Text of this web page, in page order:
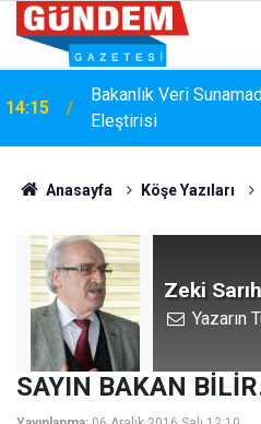
14:15
Bakanlık Veri
Eleştirisi
Anasayfa Köşe Yazıları
Zeki
Yazarın
SAYIN BAKAN